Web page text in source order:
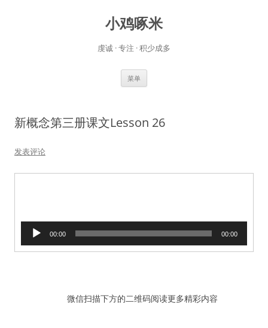
小鸡啄米
虔诚 · 专注 · 积少成多
菜单
新概念第三册课文Lesson 26
发表评论
播
00:00 00:00
微信扫描下方的二维码阅读更多精彩内容